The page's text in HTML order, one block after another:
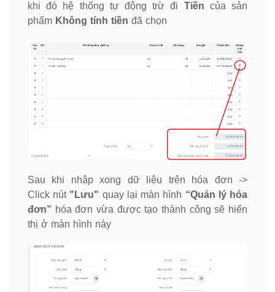
khi đó hệ thống tự động trừ đi Tiền của sản
phẩm Không tính tiền đã chọn
Sau khi nhập xong dữ liệu trên hóa đơn ->
Click nút "Lưu" quay lại màn hình “Quản lý hóa
đơn” hóa đơn vừa được tạo thành công sẽ hiển
thị ở màn hình này